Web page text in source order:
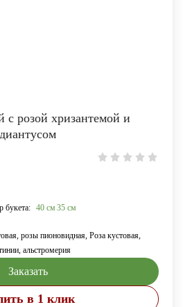
с розой хризантемой и
диантусом
букета: 40 см 35 см
розы пионовидная, Роза кустовая,
альстромерия
Заказать
в 1 клик